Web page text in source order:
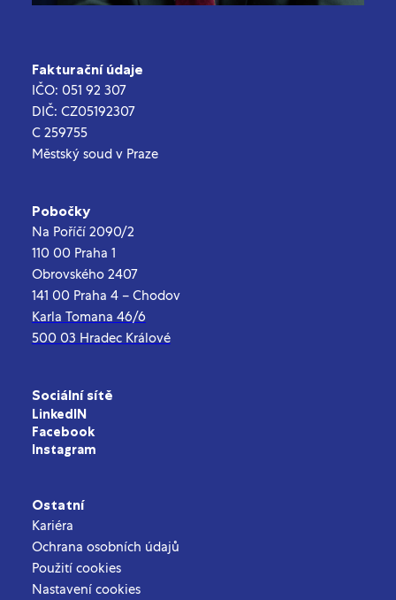
Fakturační údaje
IČO: 051 92 307
DIČ: CZ05192307
C 259755
Městský soud v Praze
Pobočky
Na Poříčí 2090/2
110 00 Praha 1
Obrovského 2407
141 00 Praha 4 – Chodov
Karla Tomana 46/6
500 03 Hradec Králové
Sociální sítě
LinkedIN
Facebook
Instagram
Ostatní
Kariéra
Ochrana osobních údajů
Použití cookies
Nastavení cookies